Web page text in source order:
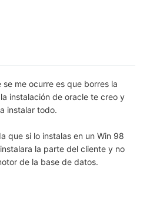
se me ocurre es que borres la
instalación de oracle te creo y
instalar todo.
que si lo instalas en un Win 98
la parte del cliente y no
de la base de datos.